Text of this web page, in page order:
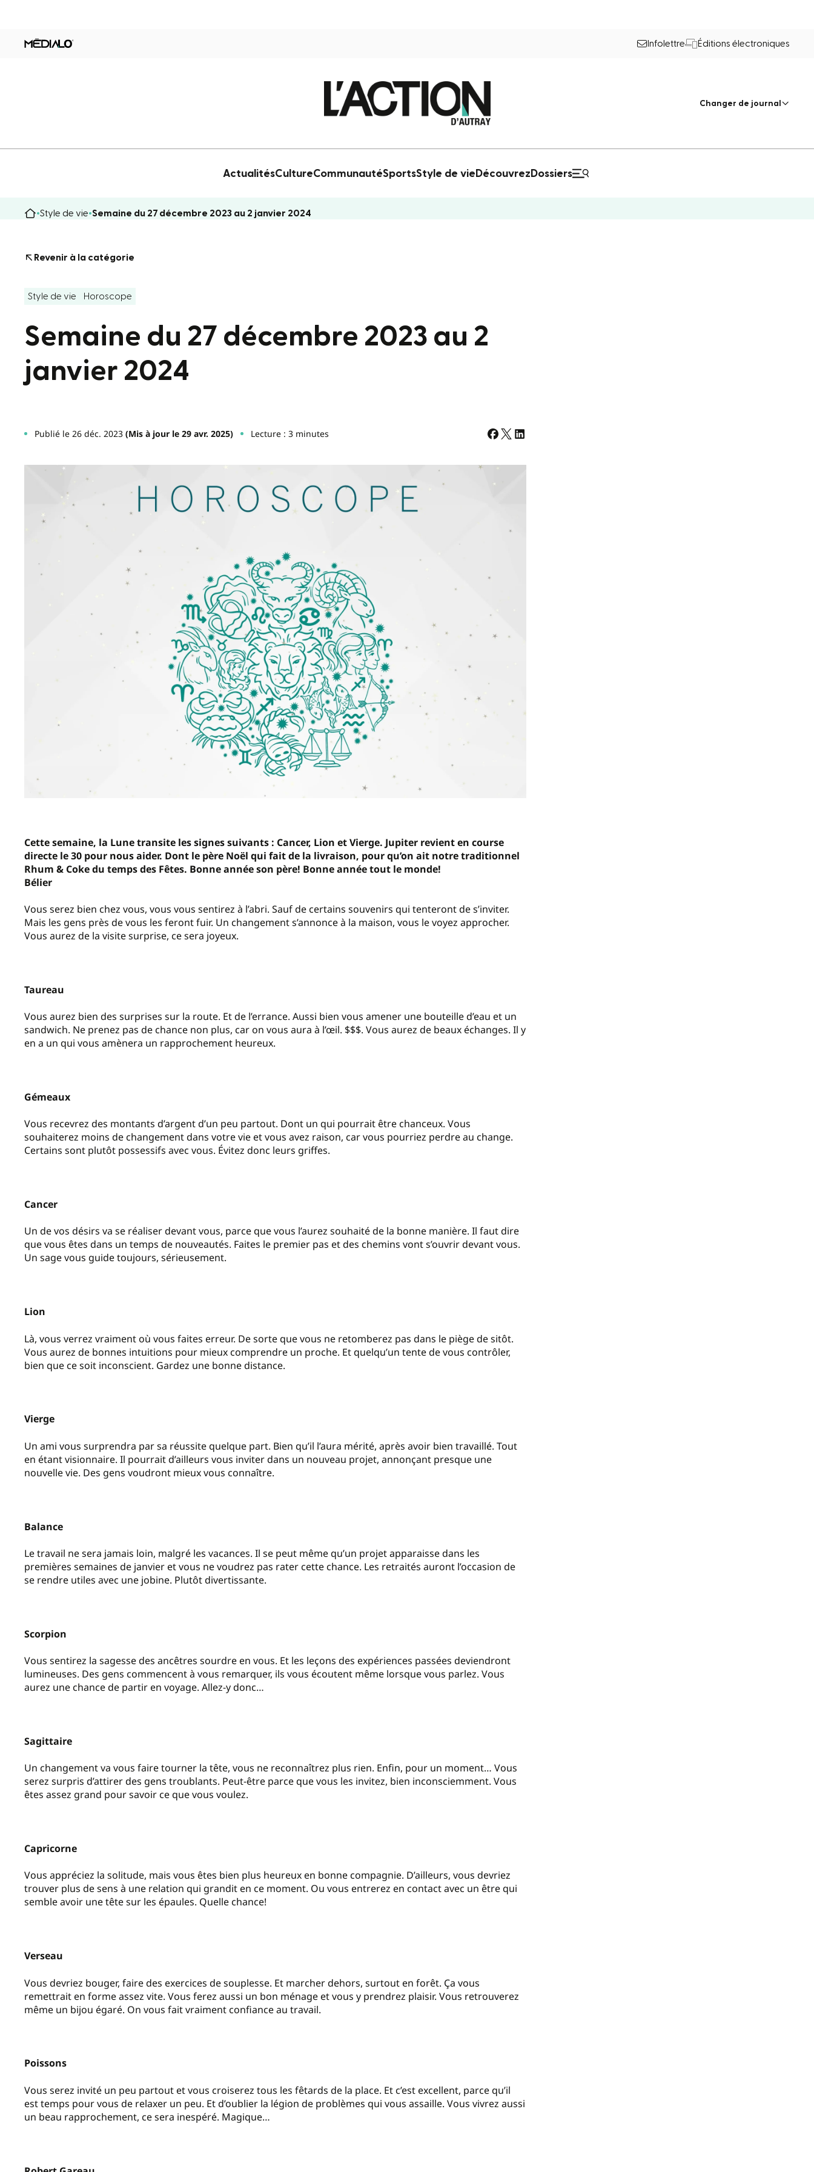
Infolettre Éditions électroniques
Changer de journal
ActualitésCultureCommunautéSportsStyle de vie Découvrez Dossiers
Style de vie Semaine du 27 décembre 2023 au 2 janvier 2024
Revenir à la catégorie
Style de vie Horoscope
Semaine du 27 décembre 2023 au 2
janvier 2024
Publié le 26 déc. 2023(Mis à jour le 29 avr. 2025) Lecture : 3 minutes
Cette semaine, la Lune transite les signes suivants : Cancer, Lion et Vierge. Jupiter revient en course
directe le 30 pour nous aider. Dont le père Noël qui fait de la livraison, pour qu’on ait notre traditionnel
Rhum & Coke du temps des Fêtes. Bonne année son père! Bonne année tout le monde!
Bélier
Vous serez bien chez vous, vous vous sentirez à l’abri. Sauf de certains souvenirs qui tenteront de s’inviter.
Mais les gens près de vous les feront fuir. Un changement s’annonce à la maison, vous le voyez approcher.
Vous aurez de la visite surprise, ce sera joyeux.
Taureau
Vous aurez bien des surprises sur la route. Et de l’errance. Aussi bien vous amener une bouteille d’eau et un
sandwich. Ne prenez pas de chance non plus, car on vous aura à l’œil. $$$. Vous aurez de beaux échanges. Il y
en a un qui vous amènera un rapprochement heureux.
Gémeaux
Vous recevrez des montants d’argent d’un peu partout. Dont un qui pourrait être chanceux. Vous
souhaiterez moins de changement dans votre vie et vous avez raison, car vous pourriez perdre au change.
Certains sont plutôt possessifs avec vous. Évitez donc leurs griffes.
Cancer
Un de vos désirs va se réaliser devant vous, parce que vous l’aurez souhaité de la bonne manière. Il faut dire
que vous êtes dans un temps de nouveautés. Faites le premier pas et des chemins vont s’ouvrir devant vous.
Un sage vous guide toujours, sérieusement.
Lion
Là, vous verrez vraiment où vous faites erreur. De sorte que vous ne retomberez pas dans le piège de sitôt.
Vous aurez de bonnes intuitions pour mieux comprendre un proche. Et quelqu’un tente de vous contrôler,
bien que ce soit inconscient. Gardez une bonne distance.
Vierge
Un ami vous surprendra par sa réussite quelque part. Bien qu’il l’aura mérité, après avoir bien travaillé. Tout
en étant visionnaire. Il pourrait d’ailleurs vous inviter dans un nouveau projet, annonçant presque une
nouvelle vie. Des gens voudront mieux vous connaître.
Balance
Le travail ne sera jamais loin, malgré les vacances. Il se peut même qu’un projet apparaisse dans les
premières semaines de janvier et vous ne voudrez pas rater cette chance. Les retraités auront l’occasion de
se rendre utiles avec une jobine. Plutôt divertissante.
Scorpion
Vous sentirez la sagesse des ancêtres sourdre en vous. Et les leçons des expériences passées deviendront
lumineuses. Des gens commencent à vous remarquer, ils vous écoutent même lorsque vous parlez. Vous
aurez une chance de partir en voyage. Allez-y donc…
Sagittaire
Un changement va vous faire tourner la tête, vous ne reconnaîtrez plus rien. Enfin, pour un moment… Vous
serez surpris d’attirer des gens troublants. Peut-être parce que vous les invitez, bien inconsciemment. Vous
êtes assez grand pour savoir ce que vous voulez.
Capricorne
Vous appréciez la solitude, mais vous êtes bien plus heureux en bonne compagnie. D’ailleurs, vous devriez
trouver plus de sens à une relation qui grandit en ce moment. Ou vous entrerez en contact avec un être qui
semble avoir une tête sur les épaules. Quelle chance!
Verseau
Vous devriez bouger, faire des exercices de souplesse. Et marcher dehors, surtout en forêt. Ça vous
remettrait en forme assez vite. Vous ferez aussi un bon ménage et vous y prendrez plaisir. Vous retrouverez
même un bijou égaré. On vous fait vraiment confiance au travail.
Poissons
Vous serez invité un peu partout et vous croiserez tous les fêtards de la place. Et c’est excellent, parce qu’il
est temps pour vous de relaxer un peu. Et d’oublier la légion de problèmes qui vous assaille. Vous vivrez aussi
un beau rapprochement, ce sera inespéré. Magique…